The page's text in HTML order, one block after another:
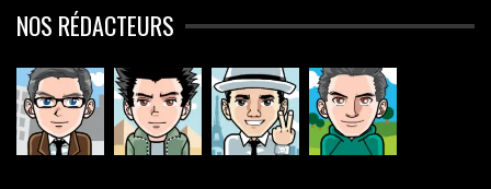
NOS RÉDACTEURS